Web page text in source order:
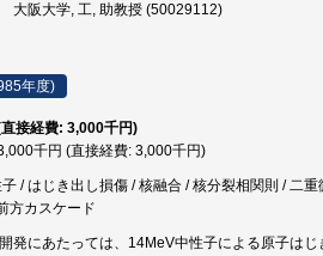
大阪大学, 工, 助教授 (50029112)
年度)
接経費: 3,000千円)
千円 (直接経費: 3,000千円)
/ はじき出し損傷 / 核融合 / 核分裂相関則 / 二
方カスケード
発にあたっては、14MeV中性子による原子は